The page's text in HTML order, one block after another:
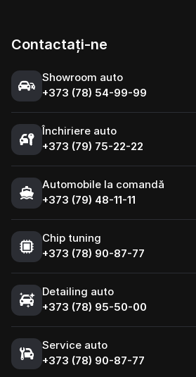
Contactați-ne
Showroom auto
+373 (78) 54-99-99
Închiriere auto
+373 (79) 75-22-22
Automobile la comandă
+373 (79) 48-11-11
Chip tuning
+373 (78) 90-87-77
Detailing auto
+373 (78) 95-50-00
Service auto
+373 (78) 90-87-77